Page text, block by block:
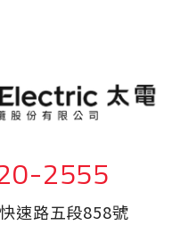
2555
速路五段858號